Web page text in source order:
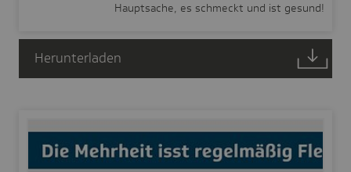
Hauptsache, es schmeckt und ist gesund!
Herunterladen